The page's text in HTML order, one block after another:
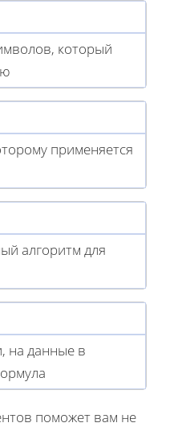
который
применяется
алгоритм для
на данные в
поможет вам не